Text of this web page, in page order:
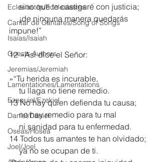
Eclesiastés/Ecclesiastes
Cantar de Cantares/Song of Songs
Isaías/Isaiah
Guests Authors
Jeremias/Jeremiah
Lamentationes/Lamentations
Ezequiel/Ezekiel
Daniel/Daniel
Oseas/Hosea
Joel/Joel
     sino que te castigaré con justicia;
     ¡de ninguna manera quedarás
impune!”
12 »Así dice el Señor:
»“Tu herida es incurable,
     tu llaga no tiene remedio.
13 No hay quien defienda tu causa;
     no hay remedio para tu mal
     ni sanidad para tu enfermedad.
14 Todos tus amantes te han olvidado;
     ya no se ocupan de ti.